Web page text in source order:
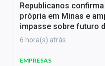
Republicanos
própria em Minas e
impasse sobre futuro
6 hora(s) atrás
EMPRESAS